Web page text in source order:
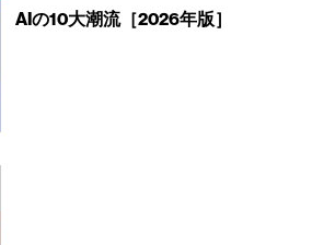
AIの10大潮流［2026年版］